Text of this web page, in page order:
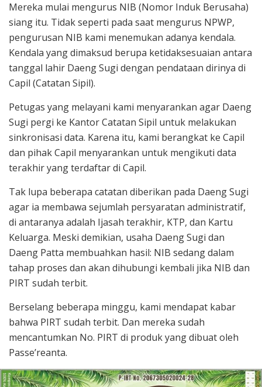
Mereka mulai mengurus NIB (Nomor Induk Berusaha)
siang itu. Tidak seperti pada saat mengurus NPWP,
pengurusan NIB kami menemukan adanya kendala.
Kendala yang dimaksud berupa ketidaksesuaian antara
tanggal lahir Daeng Sugi dengan pendataan dirinya di
Capil (Catatan Sipil).
Petugas yang melayani kami menyarankan agar Daeng
Sugi pergi ke Kantor Catatan Sipil untuk melakukan
sinkronisasi data. Karena itu, kami berangkat ke Capil
dan pihak Capil menyarankan untuk mengikuti data
terakhir yang terdaftar di Capil.
Tak lupa beberapa catatan diberikan pada Daeng Sugi
agar ia membawa sejumlah persyaratan administratif,
di antaranya adalah Ijasah terakhir, KTP, dan Kartu
Keluarga. Meski demikian, usaha Daeng Sugi dan
Daeng Patta membuahkan hasil: NIB sedang dalam
tahap proses dan akan dihubungi kembali jika NIB dan
PIRT sudah terbit.
Berselang beberapa minggu, kami mendapat kabar
bahwa PIRT sudah terbit. Dan mereka sudah
mencantumkan No. PIRT di produk yang dibuat oleh
Passe’reanta.